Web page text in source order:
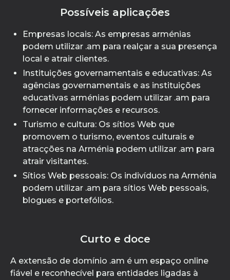
Possíveis aplicações
Empresas locais: As empresas arménias
podem utilizar .am para realçar a sua presença
local e atrair clientes.
Instituições governamentais e educativas: As
agências governamentais e as instituições
educativas arménias podem utilizar .am para
fornecer informações e recursos.
Turismo e cultura: Os sítios Web que
promovem o turismo, eventos culturais e
atracções na Arménia podem utilizar .am para
atrair visitantes.
Sítios Web pessoais: Os indivíduos na Arménia
podem utilizar .am para sítios Web pessoais,
blogues e portefólios.
Curto e doce
A extensão de domínio .am é um espaço online
fiável e reconhecível para entidades ligadas à